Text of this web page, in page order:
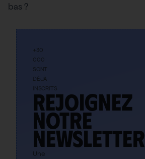
bas ?
+30
000
SONT
DÉJÀ
INSCRITS
Rejoignez
notre
newsletter
Une